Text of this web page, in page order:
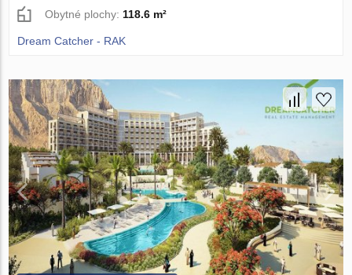
Obytné plochy: 118.6 m²
Dream Catcher - RAK